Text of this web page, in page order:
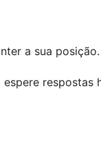
a sua posição.
respostas